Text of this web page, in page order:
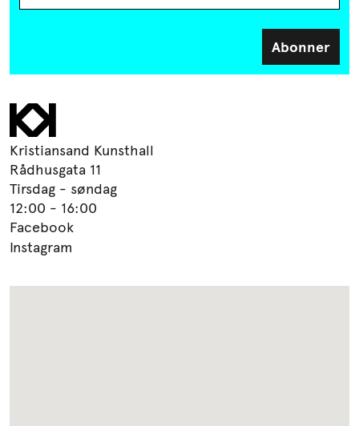
Kristiansand Kunsthall
Rådhusgata 11
Tirsdag - søndag
12:00 - 16:00
Facebook
Instagram